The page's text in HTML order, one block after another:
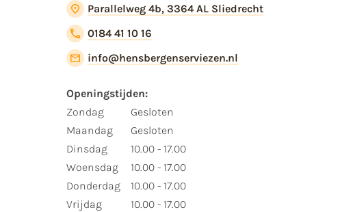
Parallelweg 4b, 3364 AL Sliedrecht
0184 41 10 16
info@hensbergenserviezen.nl
Openingstijden:
Zondag
Maandag
Dinsdag
Woensdag
Donderdag
Vrijdag
Gesloten
Gesloten
10.00 - 17.00
10.00 - 17.00
10.00 - 17.00
10.00 - 17.00